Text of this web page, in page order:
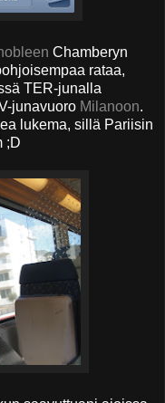
Chamberyn
rataa,
TER-junalla
junavuoro Milanoon.
lukema, sillä Pariisin
;D